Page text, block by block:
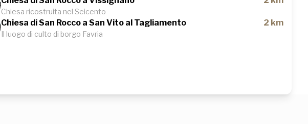
Chiesa ricostruita nel Seicento
Chiesa di San Rocco a San Vito al Tagliamento
Il luogo di culto di borgo Favria
2 km